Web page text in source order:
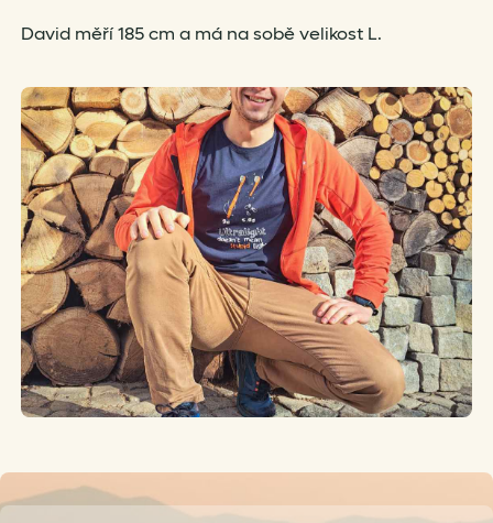
David měří 185 cm a má na sobě velikost L.